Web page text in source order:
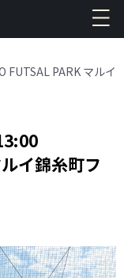
FUTSAL PARK マルイ
イ錦糸町フ